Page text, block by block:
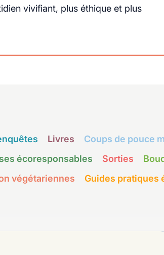
vivifiant, plus éthique et plus
Livres
Coups de pouce
écoresponsables Sorties
végétariennes Guides pratiques